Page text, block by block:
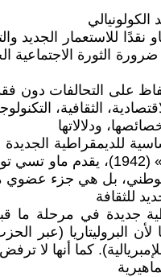
للاستعمار الجديد
الثورة
التحالفات دون
الثقافية،
ودلالاتها
أخرى مثل «في حقل يانآن
بل هي جزء عضوي
للثقافة
جديدة في مرحلة
لأن البروليتاريا
للإمبريالية). كما أنها